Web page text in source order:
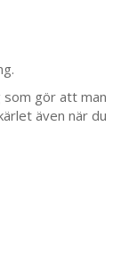
gör att man
även när du